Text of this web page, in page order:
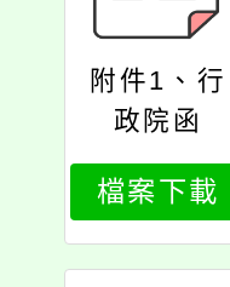
附件1、行
政院函
檔案下載